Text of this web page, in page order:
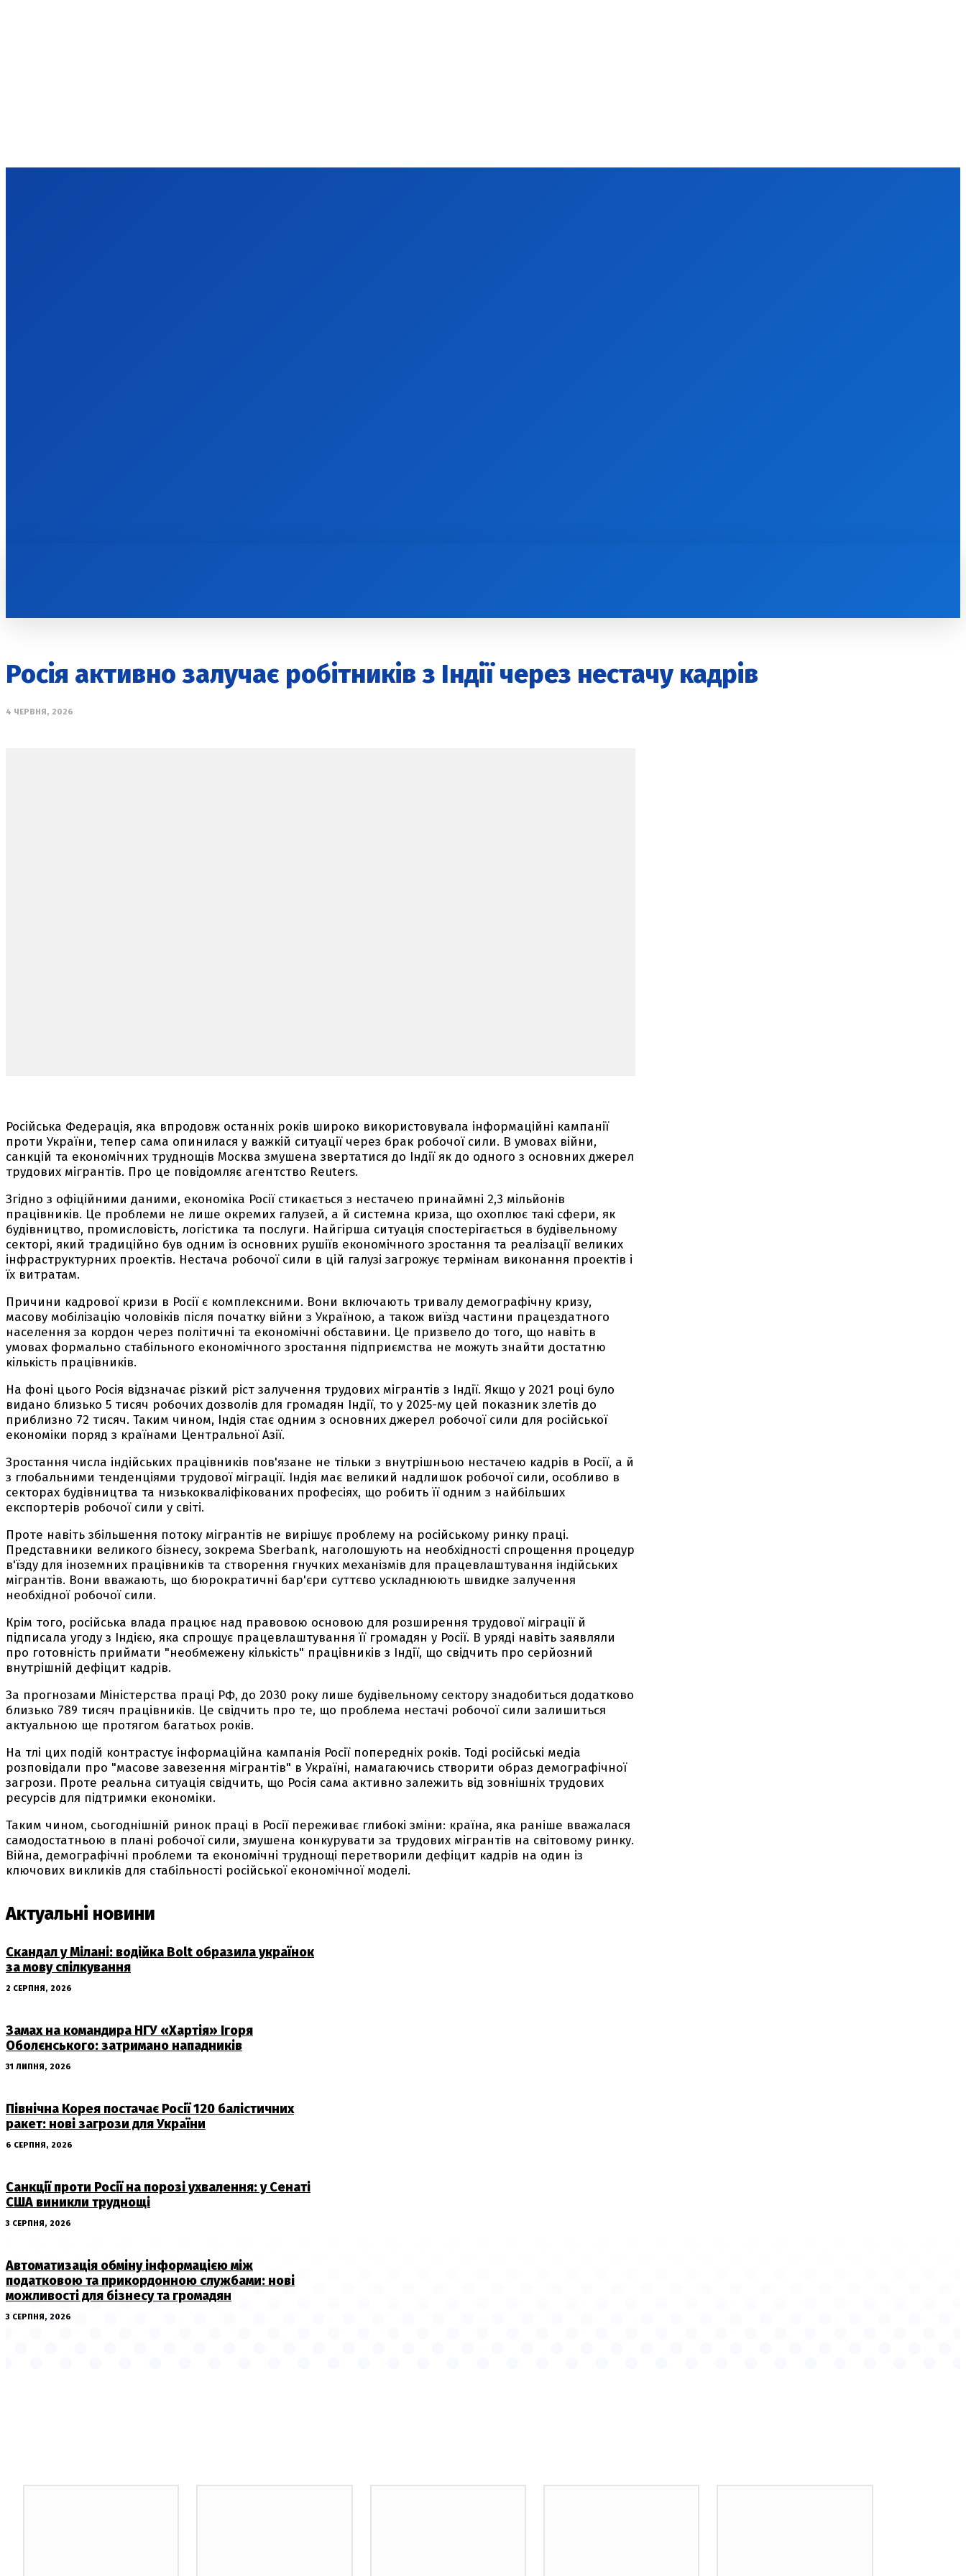
Росія активно залучає робітників з Індії через нестачу кадрів
4 ЧЕРВНЯ, 2026
Російська Федерація, яка впродовж останніх років широко використовувала інформаційні кампанії
проти України, тепер сама опинилася у важкій ситуації через брак робочої сили. В умовах війни,
санкцій та економічних труднощів Москва змушена звертатися до Індії як до одного з основних джерел
трудових мігрантів. Про це повідомляє агентство Reuters.
Згідно з офіційними даними, економіка Росії стикається з нестачею принаймні 2,3 мільйонів
працівників. Це проблеми не лише окремих галузей, а й системна криза, що охоплює такі сфери, як
будівництво, промисловість, логістика та послуги. Найгірша ситуація спостерігається в будівельному
секторі, який традиційно був одним із основних рушіїв економічного зростання та реалізації великих
інфраструктурних проектів. Нестача робочої сили в цій галузі загрожує термінам виконання проектів і
їх витратам.
Причини кадрової кризи в Росії є комплексними. Вони включають тривалу демографічну кризу,
масову мобілізацію чоловіків після початку війни з Україною, а також виїзд частини працездатного
населення за кордон через політичні та економічні обставини. Це призвело до того, що навіть в
умовах формально стабільного економічного зростання підприємства не можуть знайти достатню
кількість працівників.
На фоні цього Росія відзначає різкий ріст залучення трудових мігрантів з Індії. Якщо у 2021 році було
видано близько 5 тисяч робочих дозволів для громадян Індії, то у 2025-му цей показник злетів до
приблизно 72 тисяч. Таким чином, Індія стає одним з основних джерел робочої сили для російської
економіки поряд з країнами Центральної Азії.
Зростання числа індійських працівників пов'язане не тільки з внутрішньою нестачею кадрів в Росії, а й
з глобальними тенденціями трудової міграції. Індія має великий надлишок робочої сили, особливо в
секторах будівництва та низькокваліфікованих професіях, що робить її одним з найбільших
експортерів робочої сили у світі.
Проте навіть збільшення потоку мігрантів не вирішує проблему на російському ринку праці.
Представники великого бізнесу, зокрема Sberbank, наголошують на необхідності спрощення процедур
в'їзду для іноземних працівників та створення гнучких механізмів для працевлаштування індійських
мігрантів. Вони вважають, що бюрократичні бар'єри суттєво ускладнюють швидке залучення
необхідної робочої сили.
Крім того, російська влада працює над правовою основою для розширення трудової міграції й
підписала угоду з Індією, яка спрощує працевлаштування її громадян у Росії. В уряді навіть заявляли
про готовність приймати "необмежену кількість" працівників з Індії, що свідчить про серйозний
внутрішній дефіцит кадрів.
За прогнозами Міністерства праці РФ, до 2030 року лише будівельному сектору знадобиться додатково
близько 789 тисяч працівників. Це свідчить про те, що проблема нестачі робочої сили залишиться
актуальною ще протягом багатьох років.
На тлі цих подій контрастує інформаційна кампанія Росії попередніх років. Тоді російські медіа
розповідали про "масове завезення мігрантів" в Україні, намагаючись створити образ демографічної
загрози. Проте реальна ситуація свідчить, що Росія сама активно залежить від зовнішніх трудових
ресурсів для підтримки економіки.
Таким чином, сьогоднішній ринок праці в Росії переживає глибокі зміни: країна, яка раніше вважалася
самодостатньою в плані робочої сили, змушена конкурувати за трудових мігрантів на світовому ринку.
Війна, демографічні проблеми та економічні труднощі перетворили дефіцит кадрів на один із
ключових викликів для стабільності російської економічної моделі.
Актуальні новини
Скандал у Мілані: водійка Bolt образила українок
за мову спілкування
2 СЕРПНЯ, 2026
Замах на командира НГУ «Хартія» Ігоря
Оболєнського: затримано нападників
31 ЛИПНЯ, 2026
Північна Корея постачає Росії 120 балістичних
ракет: нові загрози для України
6 СЕРПНЯ, 2026
Санкції проти Росії на порозі ухвалення: у Сенаті
США виникли труднощі
3 СЕРПНЯ, 2026
Автоматизація обміну інформацією між
податковою та прикордонною службами: нові
можливості для бізнесу та громадян
3 СЕРПНЯ, 2026